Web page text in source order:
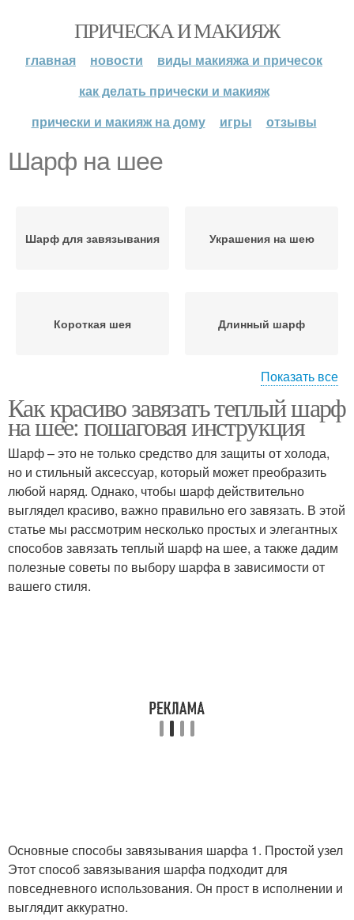
ПРИЧЕСКА И МАКИЯЖ
главная новости
виды макияжа и причесок
как делать прически и макияж
прически и макияж на дому
игры отзывы
Шарф на шее
Шарф для завязывания Украшения на шею
Короткая шея Длинный шарф
шарфов
Шарф в виде
Кашемировые шарфы Вязаные шарфы
Шарф для создания
Показать все
Как красиво завязать теплый шарф
на шее: пошаговая инструкция
Шарф – это не только средство для защиты от холода,
но и стильный аксессуар, который может преобразить
любой наряд. Однако, чтобы шарф действительно
выглядел красиво, важно правильно его завязать. В этой
статье мы рассмотрим несколько простых и элегантных
способов завязать теплый шарф на шее, а также дадим
полезные советы по выбору шарфа в зависимости от
вашего стиля.
Основные способы завязывания шарфа 1. Простой узел
Этот способ завязывания шарфа подходит для
повседневного использования. Он прост в исполнении и
выглядит аккуратно.